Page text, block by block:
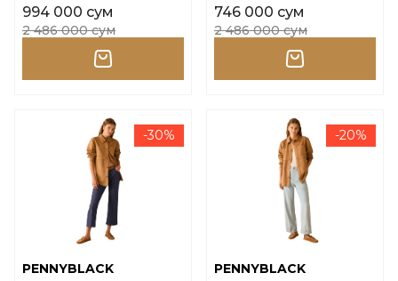
994 000 сум
2 486 000 сум
746 000 сум
2 486 000 сум
-30%
PENNYBLACK
-20%
PENNYBLACK